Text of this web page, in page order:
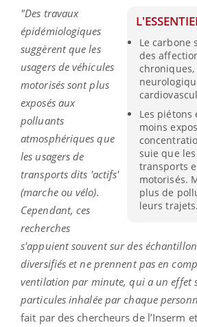
Le carbone
des
Les piétons
moins
suie que
transports
motorisés.
plus de
leurs trajets.
"Des travaux
épidémiologiques
suggèrent que les
usagers de véhicules
motorisés sont plus
exposés aux
polluants
atmosphériques que
les usagers de
transports dits 'actifs'
(marche ou vélo).
Cependant, ces
recherches
s'appuient souvent sur des
diversifiés et ne prennent pas en
ventilation par minute, qui a un effet
particules inhalée par chaque
fait par des chercheurs de l’Inserm